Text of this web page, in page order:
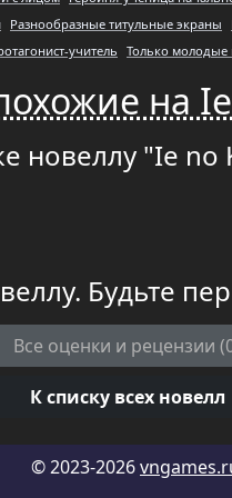
Разнообразные титульные экраны
учитель Только молодые
на
новеллу "Ie no
Будьте
Все оценки и рецензии
К списку всех новелл
© 2023-2026